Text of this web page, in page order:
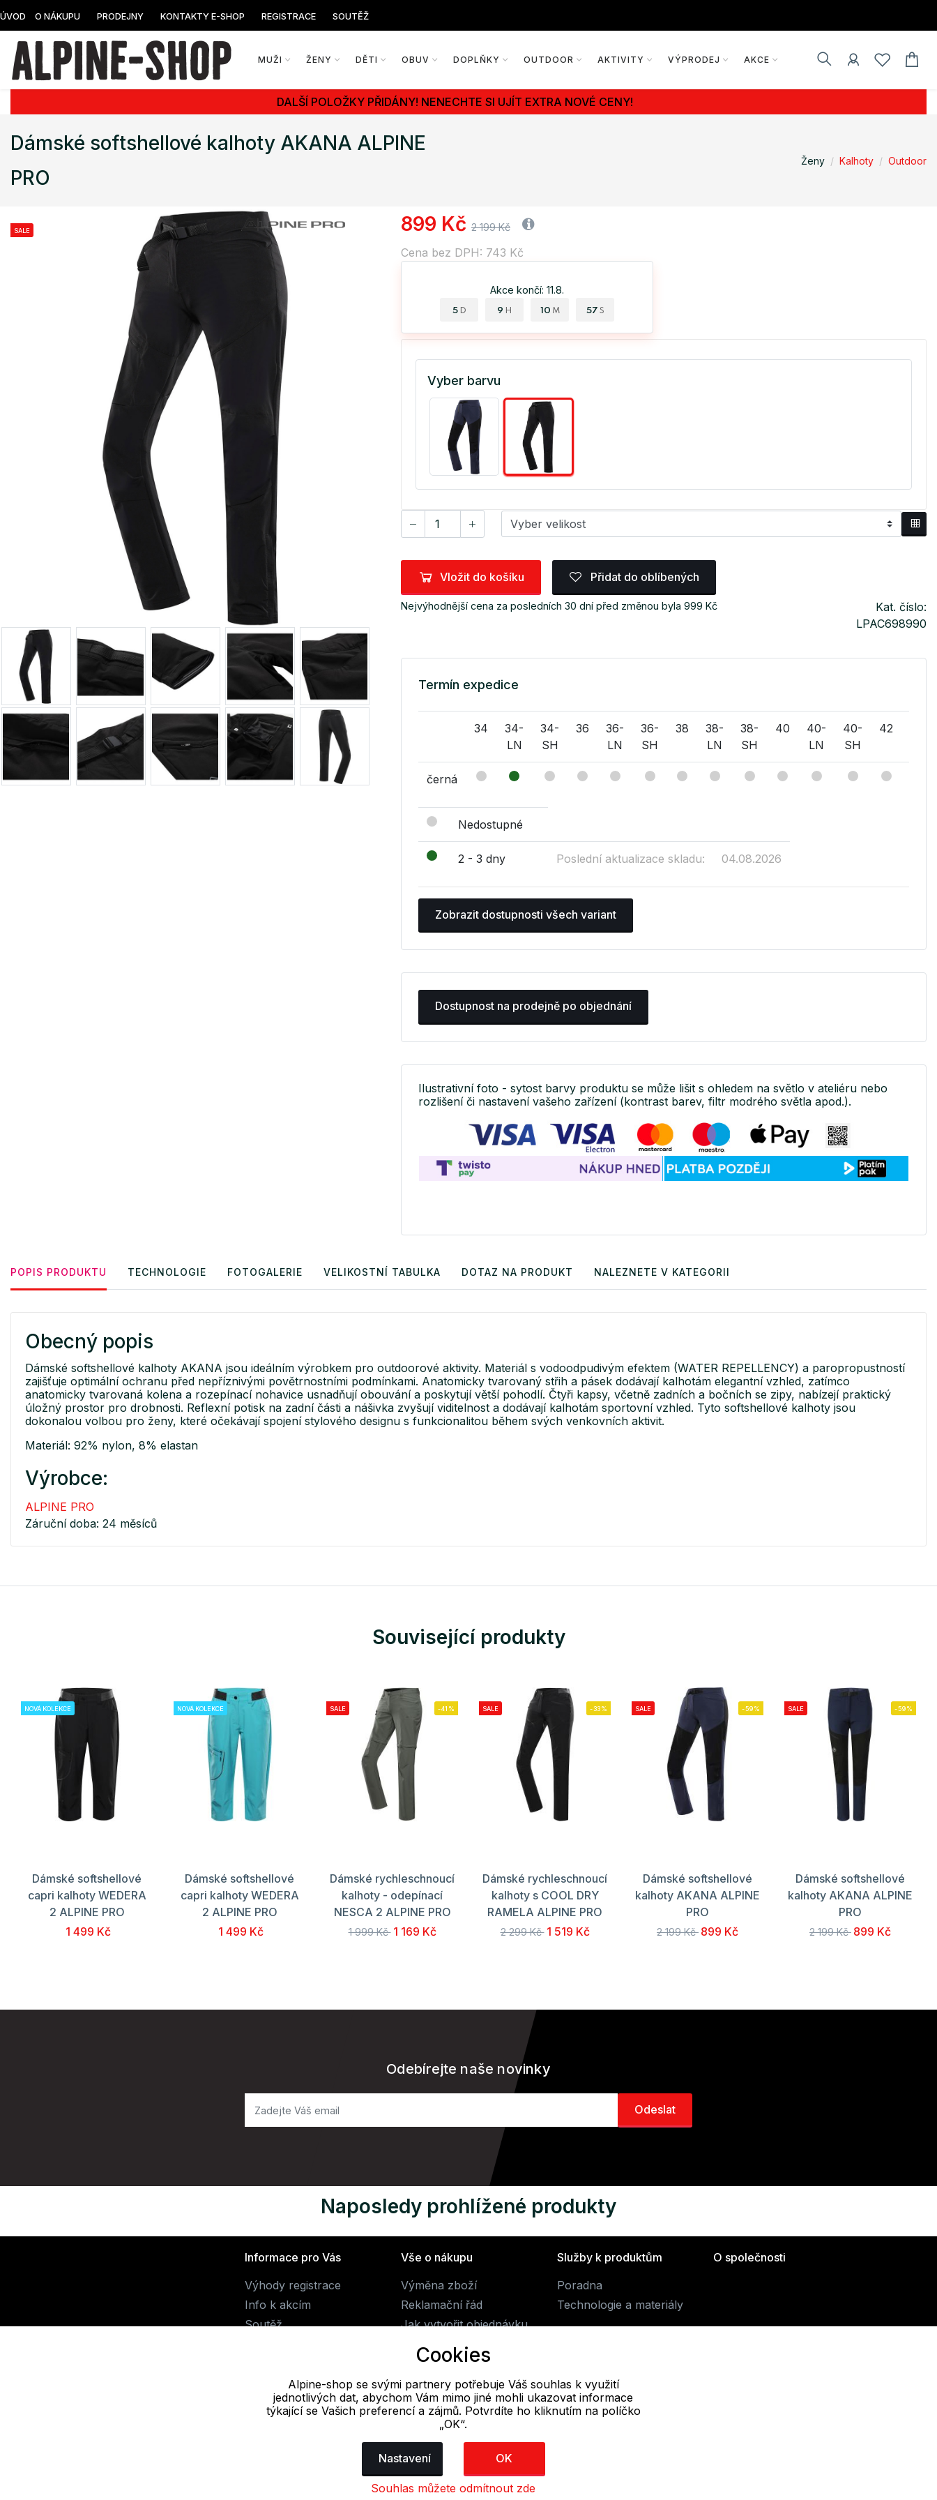
ÚVOD O NÁKUPU PRODEJNY KONTAKTY E-SHOP REGISTRACE SOUTĚŽ
MUŽI ŽENY DĚTI OBUV DOPLŇKY OUTDOOR AKTIVITY VÝPRODEJ AKCE
DALŠÍ POLOŽKY PŘIDÁNY! NENECHTE SI UJÍT EXTRA NOVÉ CENY!
Dámské softshellové kalhoty AKANA ALPINE
PRO
Ženy Kalhoty Outdoor
SALE 899 Kč 2 199 Kč
Cena bez DPH: 743 Kč
Akce končí: 11.8.
5 D 9 H 10 M 56 S
Vyber barvu
Vložit do košíku Přidat do oblíbených
Nejvýhodnější cena za posledních 30 dní před změnou byla 999 Kč
Kat. číslo:
LPAC698990
Termín expedice
34
34-
LN
34-
SH
36
36-
LN
36-
SH
38
38-
LN
38-
SH
40
40-
LN
40-
SH
42
černá
Nedostupné
2 - 3 dny Poslední aktualizace skladu: 04.08.2026
Zobrazit dostupnosti všech variant
Dostupnost na prodejně po objednání
Ilustrativní foto - sytost barvy produktu se může lišit s ohledem na světlo v ateliéru nebo
rozlišení či nastavení vašeho zařízení (kontrast barev, filtr modrého světla apod.).
POPIS PRODUKTU TECHNOLOGIE FOTOGALERIE VELIKOSTNÍ TABULKA DOTAZ NA PRODUKT NALEZNETE V KATEGORII
Obecný popis
Dámské softshellové kalhoty AKANA jsou ideálním výrobkem pro outdoorové aktivity. Materiál s vodoodpudivým efektem (WATER REPELLENCY) a paropropustností
zajišťuje optimální ochranu před nepříznivými povětrnostními podmínkami. Anatomicky tvarovaný střih a pásek dodávají kalhotám elegantní vzhled, zatímco
anatomicky tvarovaná kolena a rozepínací nohavice usnadňují obouvání a poskytují větší pohodlí. Čtyři kapsy, včetně zadních a bočních se zipy, nabízejí praktický
úložný prostor pro drobnosti. Reflexní potisk na zadní části a nášivka zvyšují viditelnost a dodávají kalhotám sportovní vzhled. Tyto softshellové kalhoty jsou
dokonalou volbou pro ženy, které očekávají spojení stylového designu s funkcionalitou během svých venkovních aktivit.
Materiál: 92% nylon, 8% elastan
Výrobce:
ALPINE PRO
Záruční doba: 24 měsíců
Související produkty
NOVÁ KOLEKCE
Dámské softshellové
capri kalhoty WEDERA
2 ALPINE PRO
1 499 Kč
NOVÁ KOLEKCE
Dámské softshellové
capri kalhoty WEDERA
2 ALPINE PRO
1 499 Kč
SALE -41%
Dámské rychleschnoucí
kalhoty - odepínací
NESCA 2 ALPINE PRO
1 999 Kč 1 169 Kč
SALE -33%
Dámské rychleschnoucí
kalhoty s COOL DRY
RAMELA ALPINE PRO
2 299 Kč 1 519 Kč
SALE -59%
Dámské softshellové
kalhoty AKANA ALPINE
PRO
2 199 Kč 899 Kč
SALE -59%
Dámské softshellové
kalhoty AKANA ALPINE
PRO
2 199 Kč 899 Kč
Odebírejte naše novinky
Naposledy prohlížené produkty
Informace pro Vás
Výhody registrace
Info k akcím
Soutěž
Vše o nákupu
Výměna zboží
Reklamační řád
Jak vytvořit objednávku
Obchodní podmínky
Doprava
Služby k produktům
Poradna
Technologie a materiály
O společnosti
E-mail
obchod@alpine-shop.cz
Cookies
Alpine-shop se svými partnery potřebuje Váš souhlas k využití
jednotlivých dat, abychom Vám mimo jiné mohli ukazovat informace
týkající se Vašich preferencí a zájmů. Potvrdíte ho kliknutím na políčko
„OK“.
Nastavení OK
Souhlas můžete odmítnout zde